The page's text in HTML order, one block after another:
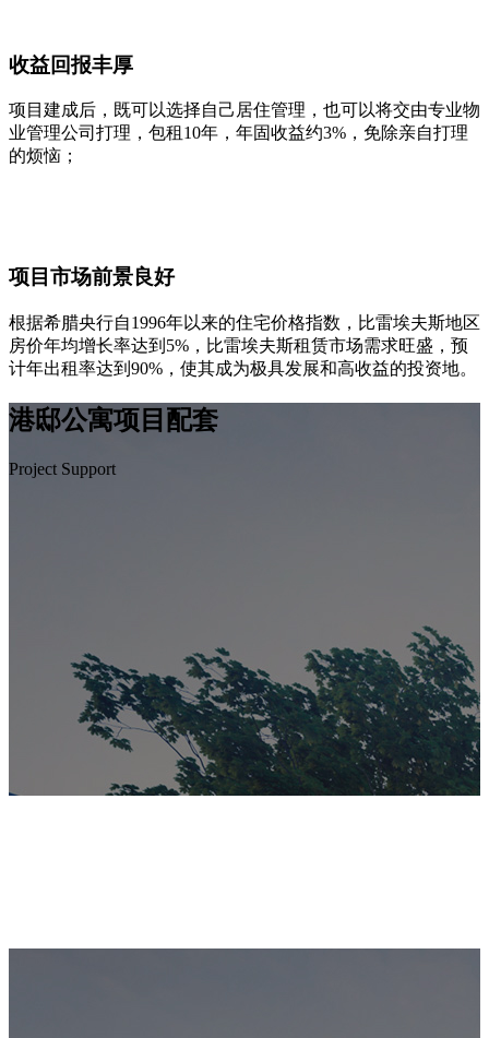
收益回报丰厚
项目建成后，既可以选择自己居住管理，也可以将交由专业物
业管理公司打理，包租10年，年固收益约3%，免除亲自打理
的烦恼；
项目市场前景良好
根据希腊央行自1996年以来的住宅价格指数，比雷埃夫斯地区
房价年均增长率达到5%，比雷埃夫斯租赁市场需求旺盛，预
计年出租率达到90%，使其成为极具发展和高收益的投资地。
港邸公寓项目配套
Project Support